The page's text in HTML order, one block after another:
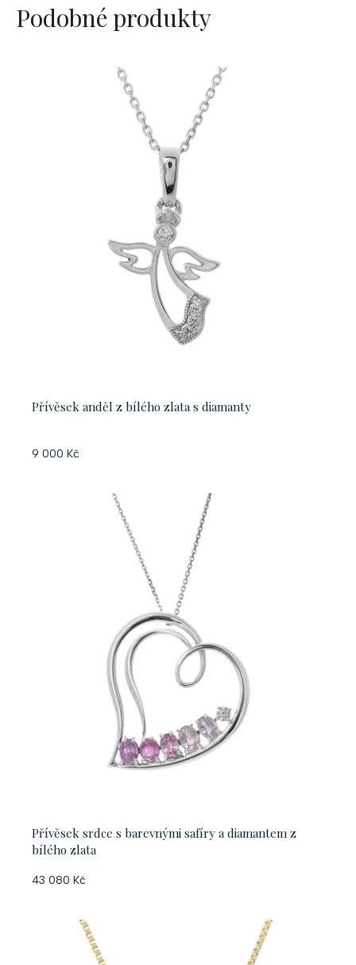
Podobné produkty
Přívěsek anděl z bílého zlata s diamanty
9 000 Kč
Přívěsek srdce s barevnými safíry a diamantem z
bílého zlata
43 080 Kč